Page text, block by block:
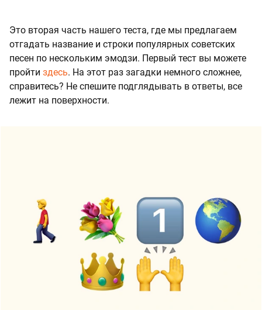
Это вторая часть нашего теста, где мы предлагаем
отгадать название и строки популярных советских
песен по нескольким эмодзи. Первый тест вы можете
пройти здесь. На этот раз загадки немного сложнее,
справитесь? Не спешите подглядывать в ответы, все
лежит на поверхности.